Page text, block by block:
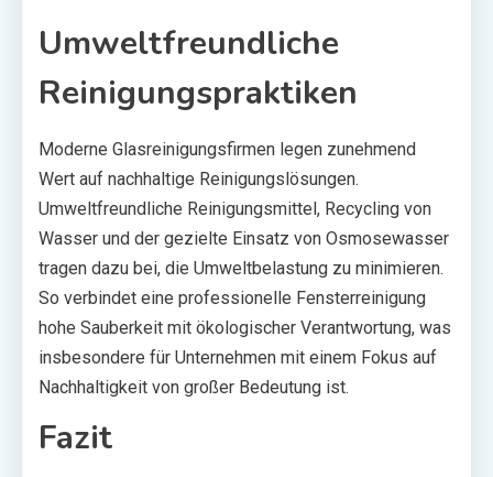
Umweltfreundliche
Reinigungspraktiken
Moderne Glasreinigungsfirmen legen zunehmend
Wert auf nachhaltige Reinigungslösungen.
Umweltfreundliche Reinigungsmittel, Recycling von
Wasser und der gezielte Einsatz von Osmosewasser
tragen dazu bei, die Umweltbelastung zu minimieren.
So verbindet eine professionelle Fensterreinigung
hohe Sauberkeit mit ökologischer Verantwortung, was
insbesondere für Unternehmen mit einem Fokus auf
Nachhaltigkeit von großer Bedeutung ist.
Fazit